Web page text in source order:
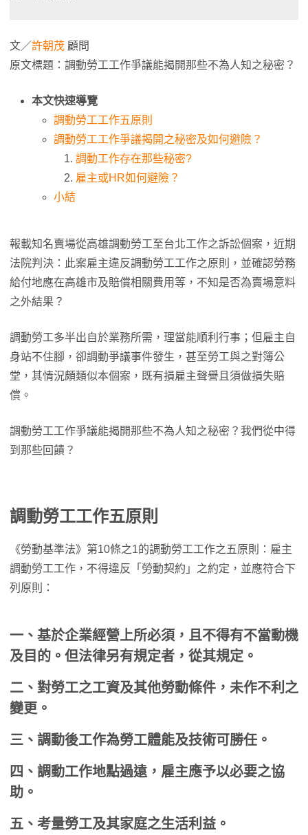
文／許朝茂 顧問
原文標題：調動勞工工作爭議能揭開那些不為人知之秘密？
本文快速導覽
調動勞工工作五原則
調動勞工工作爭議揭開之秘密及如何避險？
調動工作存在那些秘密?
雇主或HR如何避險？
小結
報載知名賣場從高雄調動勞工至台北工作之訴訟個案，近期
法院判決：此案雇主違反調動勞工工作之原則，並確認勞務
給付地應在高雄市及賠償相關費用等，不知是否為賣場意料
之外結果？
調動勞工多半出自於業務所需，理當能順利行事；但雇主自
身站不住腳，卻調動爭議事件發生，甚至勞工與之對簿公
堂，其情況頗類似本個案，既有損雇主聲譽且須做損失賠
償。
調動勞工工作爭議能揭開那些不為人知之秘密？我們從中得
到那些回饋？
調動勞工工作五原則
《勞動基準法》第10條之1的調動勞工工作之五原則：雇主
調動勞工工作，不得違反「勞動契約」之約定，並應符合下
列原則：
一、基於企業經營上所必須，且不得有不當動機
及目的。但法律另有規定者，從其規定。
二、對勞工之工資及其他勞動條件，未作不利之
變更。
三、調動後工作為勞工體能及技術可勝任。
四、調動工作地點過遠，雇主應予以必要之協
助。
五、考量勞工及其家庭之生活利益。